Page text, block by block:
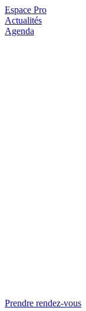
Espace Pro
Actualités
Agenda
Prendre rendez-vous